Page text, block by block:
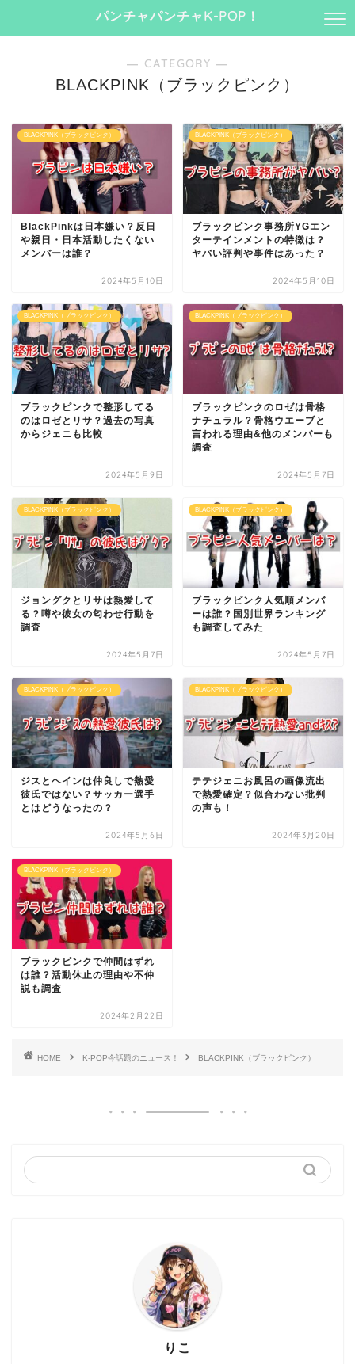
パンチャパンチャK-POP！
― CATEGORY ―
BLACKPINK（ブラックピンク）
BLACKPINK（ブラックピンク）
BlackPinkは日本嫌い？反日
や親日・日本活動したくない
メンバーは誰？
2024年5月10日
BLACKPINK（ブラックピンク）
ブラックピンク事務所YGエン
ターテインメントの特徴は？
ヤバい評判や事件はあった？
2024年5月10日
BLACKPINK（ブラックピンク）
ブラックピンクで整形してる
のはロゼとリサ？過去の写真
からジェニも比較
2024年5月9日
BLACKPINK（ブラックピンク）
ブラックピンクのロゼは骨格
ナチュラル？骨格ウエーブと
言われる理由&他のメンバーも
調査
2024年5月7日
BLACKPINK（ブラックピンク）
ジョングクとリサは熱愛して
る？噂や彼女の匂わせ行動を
調査
2024年5月7日
BLACKPINK（ブラックピンク）
ブラックピンク人気順メンバ
ーは誰？国別世界ランキング
も調査してみた
2024年5月7日
BLACKPINK（ブラックピンク）
ジスとヘインは仲良しで熱愛
彼氏ではない？サッカー選手
とはどうなったの？
2024年5月6日
BLACKPINK（ブラックピンク）
テテジェニお風呂の画像流出
で熱愛確定？似合わない批判
の声も！
2024年3月20日
BLACKPINK（ブラックピンク）
ブラックピンクで仲間はずれ
は誰？活動休止の理由や不仲
説も調査
2024年2月22日
HOME K-POP今話題のニュース！ BLACKPINK（ブラックピンク）
りこ